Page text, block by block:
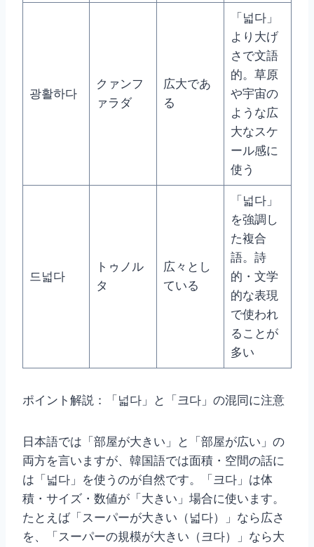
광활하다
クァンフ
ァラダ
広大であ
る
「넓다」
より大げ
さで文語
的。草原
や宇宙の
ような広
大なスケ
ール感に
使う
드넓다
トゥノル
タ
広々とし
ている
「넓다」
を強調し
た複合
語。詩
的・文学
的な表現
で使われ
ることが
多い
ポイント解説：「넓다」と「크다」の混同に注意
日本語では「部屋が大きい」と「部屋が広い」の
両方を言いますが、韓国語では面積・空間の話に
は「넓다」を使うのが自然です。「크다」は体
積・サイズ・数値が「大きい」場合に使います。
たとえば「スーパーが大きい（넓다）」なら広さ
を、「スーパーの規模が大きい（크다）」なら大